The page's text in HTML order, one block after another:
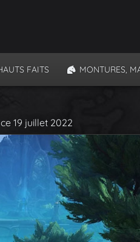
FAITS MONTURES,
19 juillet 2022